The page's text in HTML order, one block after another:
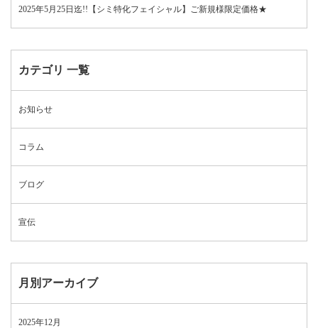
2025年5月25日迄!!【シミ特化フェイシャル】ご新規様限定価格★
カテゴリ 一覧
お知らせ
コラム
ブログ
宣伝
月別アーカイブ
2025年12月